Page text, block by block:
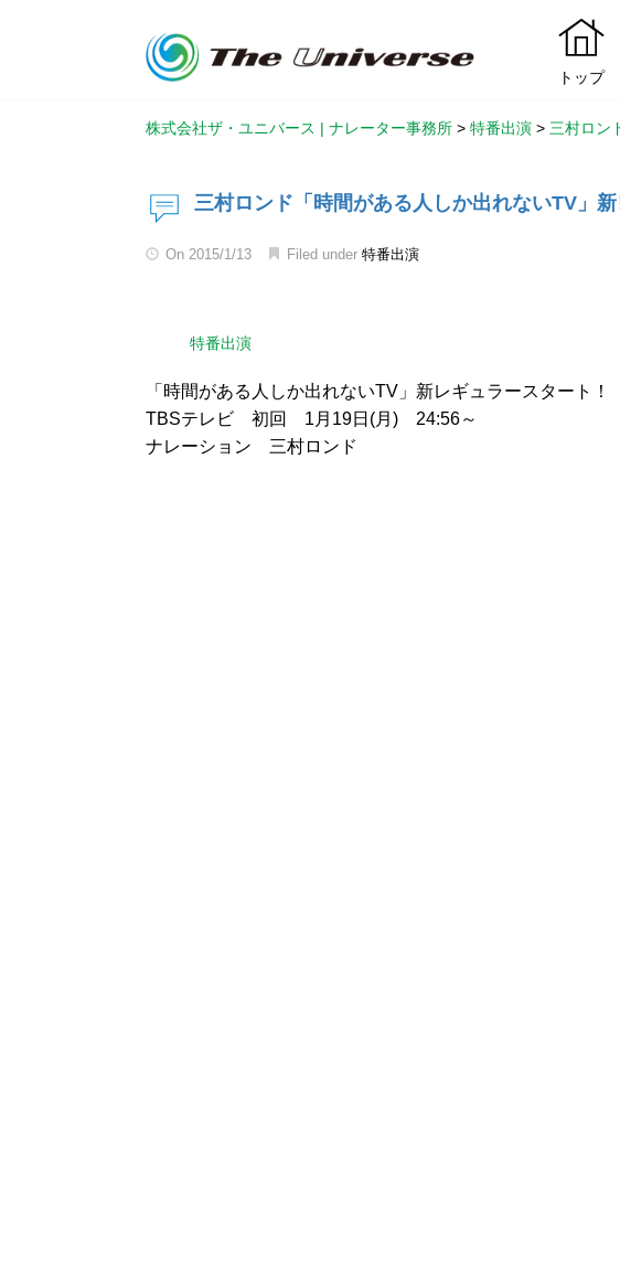
トップ
株式会社ザ・ユニバース | ナレーター事務所 > 特番出演 > 三村ロン
三村ロンド「時間がある人しか出れないTV」新
On 2015/1/13 Filed under 特番出演
特番出演
「時間がある人しか出れないTV」新レギュラースタート！
TBSテレビ 初回 1月19日(月) 24:56～
ナレーション 三村ロンド